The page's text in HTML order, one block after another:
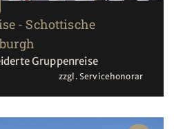
- Schottische
Gruppenreise
zzgl. Servicehonorar